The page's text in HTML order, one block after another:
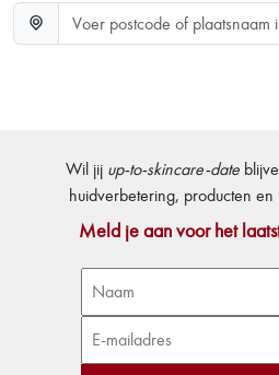
Wil jij up-to-skincare-date
huidverbetering, producten en
Meld je aan voor het